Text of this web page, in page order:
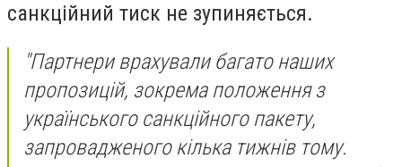
санкційний тиск не зупиняється.
"Партнери врахували багато наших
пропозицій, зокрема положення з
українського санкційного пакету,
запровадженого кілька тижнів тому.